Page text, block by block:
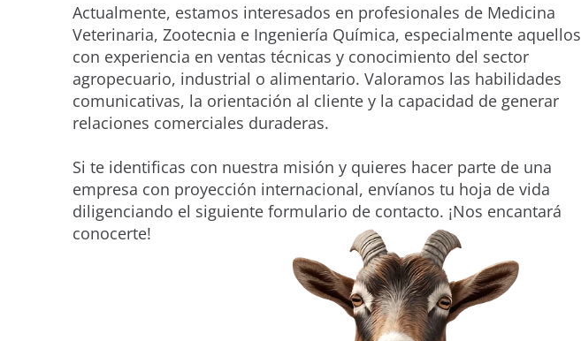
Actualmente, estamos interesados en profesionales de Medicina
Veterinaria, Zootecnia e Ingeniería Química, especialmente aquellos
con experiencia en ventas técnicas y conocimiento del sector
agropecuario, industrial o alimentario. Valoramos las habilidades
comunicativas, la orientación al cliente y la capacidad de generar
relaciones comerciales duraderas.
Si te identificas con nuestra misión y quieres hacer parte de una
empresa con proyección internacional, envíanos tu hoja de vida
diligenciando el siguiente formulario de contacto. ¡Nos encantará
conocerte!